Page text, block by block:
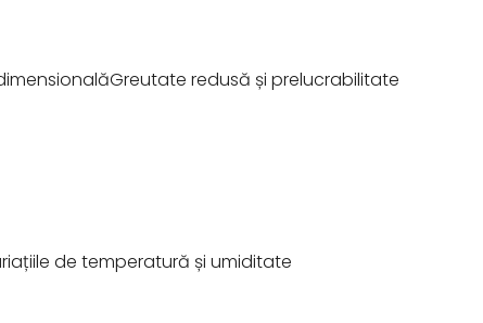
redusă și prelucrabilitate
de temperatură și umiditate